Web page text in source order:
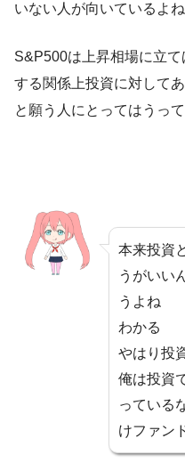
いない人が向いているよ
S&P500は上昇相場に立
する関係上投資に対して
と願う人にとってはうっ
本来投資
うがいい
うよね
わかる
やはり投
俺は投資
っている
けファン